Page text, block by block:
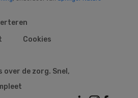
Cookies
over de zorg. Snel,